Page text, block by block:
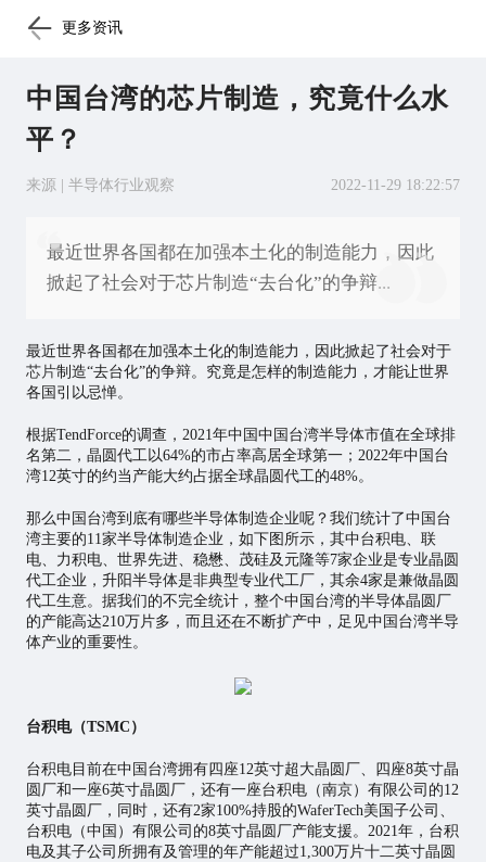
更多资讯
中国台湾的芯片制造，究竟什么水
平？
来源 | 半导体行业观察 2022-11-29 18:22:57
最近世界各国都在加强本土化的制造能力，因此
掀起了社会对于芯片制造“去台化”的争辩...
最近世界各国都在加强本土化的制造能力，因此掀起了社会对于
芯片制造“去台化”的争辩。究竟是怎样的制造能力，才能让世界
各国引以忌惮。
根据TendForce的调查，2021年中国中国台湾半导体市值在全球排
名第二，晶圆代工以64%的市占率高居全球第一；2022年中国台
湾12英寸的约当产能大约占据全球晶圆代工的48%。
那么中国台湾到底有哪些半导体制造企业呢？我们统计了中国台
湾主要的11家半导体制造企业，如下图所示，其中台积电、联
电、力积电、世界先进、稳懋、茂硅及元隆等7家企业是专业晶圆
代工企业，升阳半导体是非典型专业代工厂，其余4家是兼做晶圆
代工生意。据我们的不完全统计，整个中国台湾的半导体晶圆厂
的产能高达210万片多，而且还在不断扩产中，足见中国台湾半导
体产业的重要性。
台积电（TSMC）
台积电目前在中国台湾拥有四座12英寸超大晶圆厂、四座8英寸晶
圆厂和一座6英寸晶圆厂，还有一座台积电（南京）有限公司的12
英寸晶圆厂，同时，还有2家100%持股的WaferTech美国子公司、
台积电（中国）有限公司的8英寸晶圆厂产能支援。2021年，台积
电及其子公司所拥有及管理的年产能超过1,300万片十二英寸晶圆